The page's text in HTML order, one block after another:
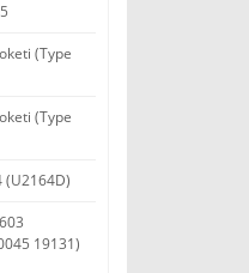
(Type
(Type
(U2164D)
19131)